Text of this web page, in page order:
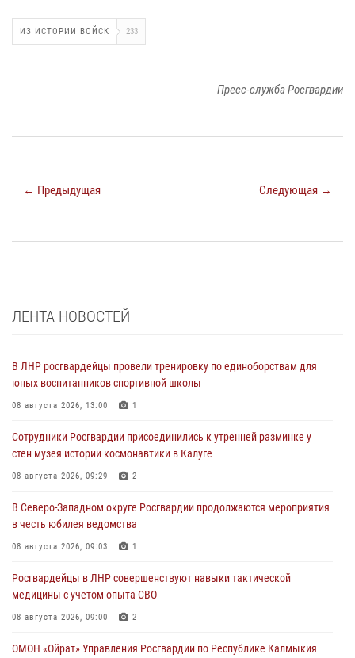
ИЗ ИСТОРИИ ВОЙСК 233
Пресс-служба Росгвардии
← Предыдущая Следующая →
ЛЕНТА НОВОСТЕЙ
В ЛНР росгвардейцы провели тренировку по единоборствам для
юных воспитанников спортивной школы
08 августа 2026, 13:00 1
Сотрудники Росгвардии присоединились к утренней разминке у
стен музея истории космонавтики в Калуге
08 августа 2026, 09:29 2
В Северо-Западном округе Росгвардии продолжаются мероприятия
в честь юбилея ведомства
08 августа 2026, 09:03 1
Росгвардейцы в ЛНР совершенствуют навыки тактической
медицины с учетом опыта СВО
08 августа 2026, 09:00 2
ОМОН «Ойрат» Управления Росгвардии по Республике Калмыкия